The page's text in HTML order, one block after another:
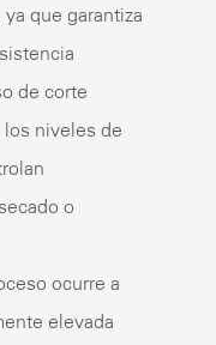
que garantiza
de corte
los niveles de
o
ocurre a
elevada